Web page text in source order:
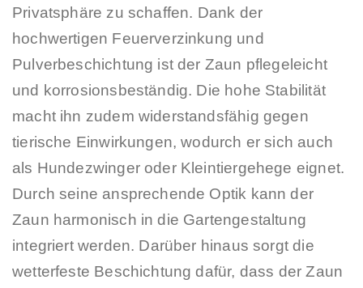
Privatsphäre zu schaffen. Dank der
hochwertigen Feuerverzinkung und
Pulverbeschichtung ist der Zaun pflegeleicht
und korrosionsbeständig. Die hohe Stabilität
macht ihn zudem widerstandsfähig gegen
tierische Einwirkungen, wodurch er sich auch
als Hundezwinger oder Kleintiergehege eignet.
Durch seine ansprechende Optik kann der
Zaun harmonisch in die Gartengestaltung
integriert werden. Darüber hinaus sorgt die
wetterfeste Beschichtung dafür, dass der Zaun